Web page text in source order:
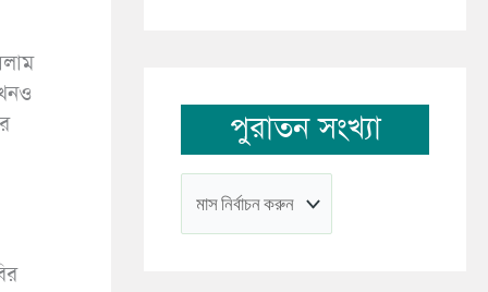
পুরাতন সংখ্যা